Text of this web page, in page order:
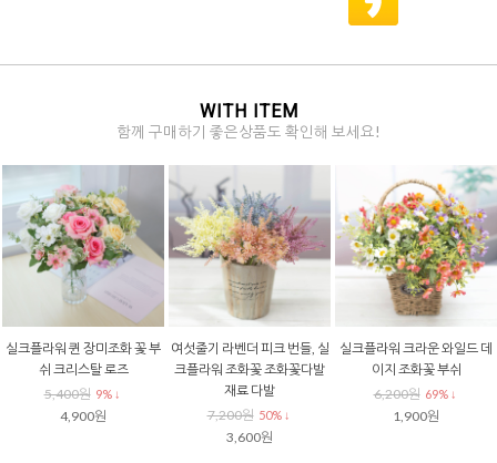
WITH ITEM
함께 구매하기 좋은상품도 확인해 보세요!
실크플라워 퀸 장미조화 꽃 부
쉬 크리스탈 로즈
5,400원 9% ↓
4,900원
여섯줄기 라벤더 피크 번들, 실
크플라워 조화꽃 조화꽃다발
재료 다발
7,200원 50% ↓
3,600원
실크플라워 크라운 와일드 데
이지 조화꽃 부쉬
6,200원 69% ↓
1,900원